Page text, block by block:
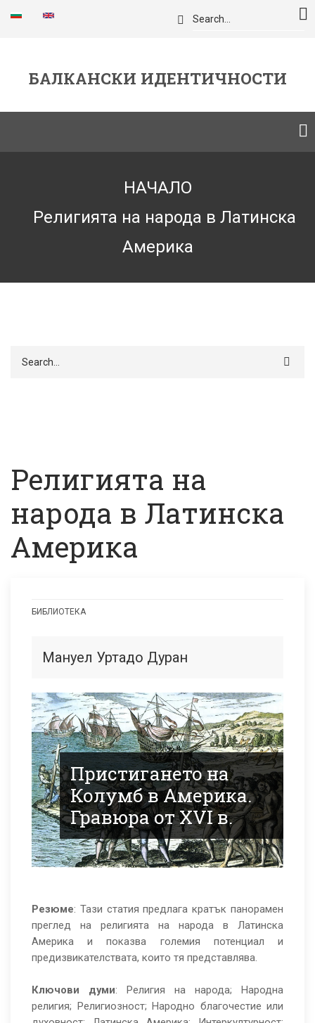
Търси
БАЛКАНСКИ ИДЕНТИЧНОСТИ
НАЧАЛО
Религията на народа в Латинска
Америка
Религията на
народа в Латинска
Америка
на
в
Латинска
Америка
БИБЛИОТЕКА
Мануел Уртадо Дуран
Пристигането на
Колумб в Америка.
Гравюра от XVI в.
Резюме: Тази статия предлага кратък панорамен
преглед на религията на народа в Латинска
Америка и показва големия потенциал и
предизвикателствата, които тя представлява.
Ключови думи: Религия на народа; Народна
религия; Религиозност; Народно благочестие или